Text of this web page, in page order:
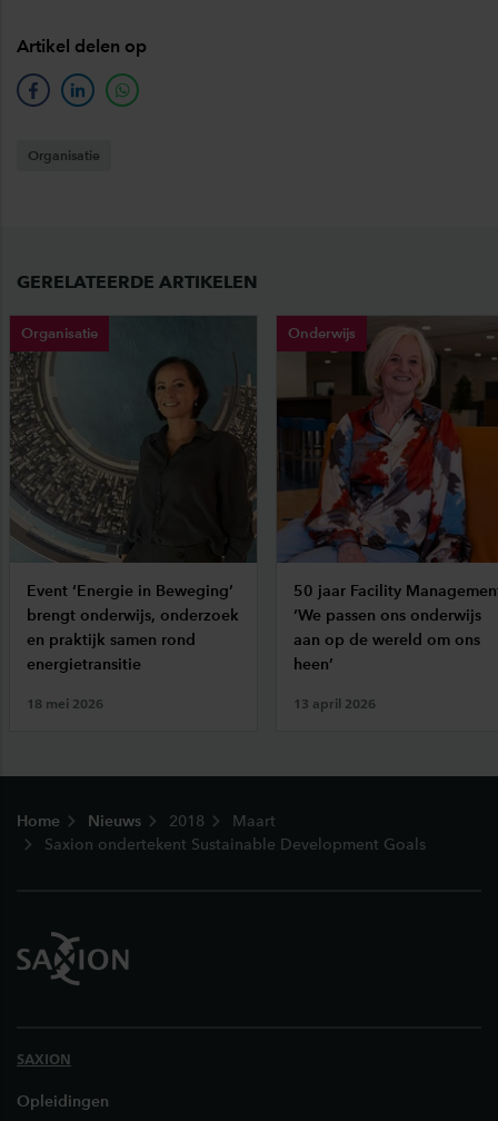
Artikel delen op
facebooklinkedinwhatsapp
Organisatie
GERELATEERDE ARTIKELEN
Organisatie
Event ‘Energie in Beweging’
brengt onderwijs, onderzoek
en praktijk samen rond
energietransitie
18 mei 2026
Onderwijs
50 jaar Facility
‘We passen ons onderwijs
aan op de wereld om ons
heen’
13 april 2026
Home Nieuws 2018
Maart
Saxion ondertekent Sustainable Development Goals
SAXION
Opleidingen